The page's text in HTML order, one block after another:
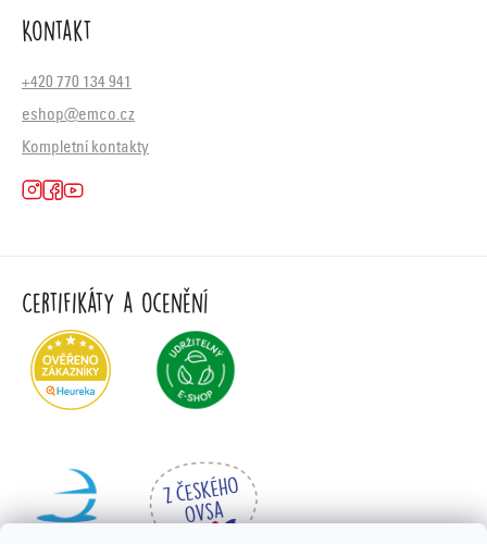
Kontakt
+420 770 134 941
eshop@emco.cz
Kompletní kontakty
Certifikáty a ocenění